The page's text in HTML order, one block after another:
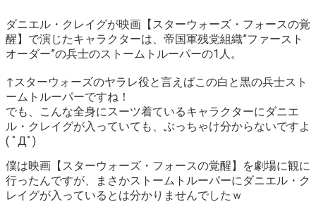
ダニエル・クレイグが映画【スターウォーズ・フォースの覚
醒】で演じたキャラクターは、帝国軍残党組織”ファースト
オーダー”の兵士のストームトルーパーの1人。
↑スターウォーズのヤラレ役と言えばこの白と黒の兵士スト
ームトルーパーですね！
でも、こんな全身にスーツ着ているキャラクターにダニエ
ル・クレイグが入っていても、ぶっちゃけ分からないですよ
( ﾟДﾟ)
僕は映画【スターウォーズ・フォースの覚醒】を劇場に観に
行ったんですが、まさかストームトルーパーにダニエル・ク
レイグが入っているとは分かりませんでしたｗ